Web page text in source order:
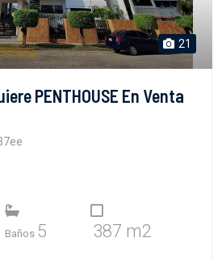
21
PENTHOUSE En Venta
Baños 5 387 m2